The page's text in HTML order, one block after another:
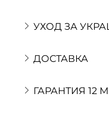
УХОД ЗА
ДОСТАВКА
ГАРАНТИЯ 12